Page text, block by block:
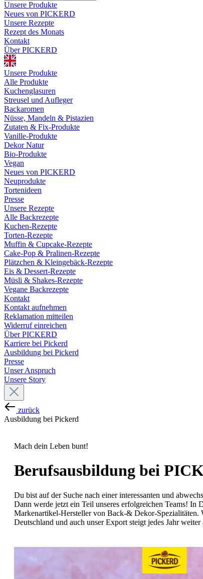
Unsere Produkte
Neues von PICKERD
Unsere Rezepte
Rezept des Monats
Kontakt
Über PICKERD
Unsere Produkte
Alle Produkte
Kuchenglasuren
Streusel und Aufleger
Backaromen
Nüsse, Mandeln & Pistazien
Zutaten & Fix-Produkte
Vanille-Produkte
Dekor Natur
Bio-Produkte
Vegan
Neues von PICKERD
Neuprodukte
Tortenideen
Presse
Unsere Rezepte
Alle Backrezepte
Kuchen-Rezepte
Torten-Rezepte
Muffin & Cupcake-Rezepte
Cake-Pop & Pralinen-Rezepte
Plätzchen & Kleingebäck-Rezepte
Eis & Dessert-Rezepte
Müsli & Shakes-Rezepte
Vegane Backrezepte
Kontakt
Kontakt aufnehmen
Reklamation mitteilen
Widerruf einreichen
Über PICKERD
Karriere bei Pickerd
Ausbildung bei Pickerd
Presse
Unser Anspruch
Unsere Story
zurück
Ausbildung bei Pickerd
Mach dein Leben bunt!
Berufsausbildung bei
Du bist auf der Suche nach einer interessanten und
Dann werde jetzt ein Teil unseres erfolgreichen Teams! In
Markenartikel-Hersteller von Back-& Dekor-Spezialitäten.
Deutschland und auch unser Export steigt jedes Jahr weiter